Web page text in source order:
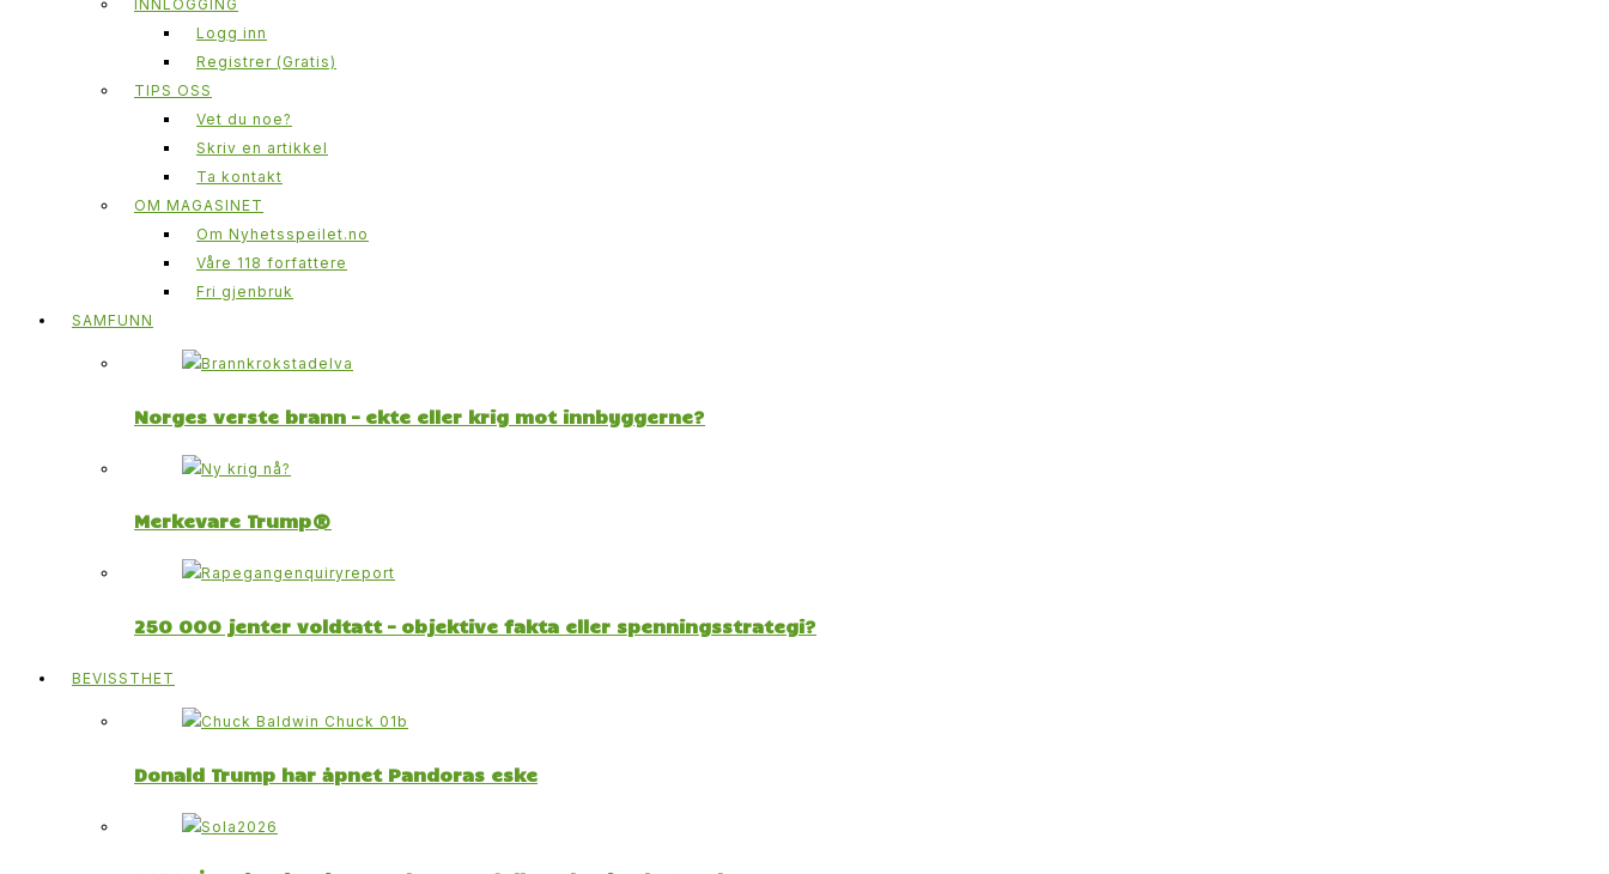
INNLOGGING
Logg inn
Registrer (Gratis)
TIPS OSS
Vet du noe?
Skriv en artikkel
Ta kontakt
OM MAGASINET
Om Nyhetsspeilet.no
Våre 118 forfattere
Fri gjenbruk
SAMFUNN
Norges verste brann – ekte eller krig mot innbyggerne?
Merkevare Trump®
250 000 jenter voldtatt – objektive fakta eller spenningsstrategi?
BEVISSTHET
Donald Trump har åpnet Pandoras eske